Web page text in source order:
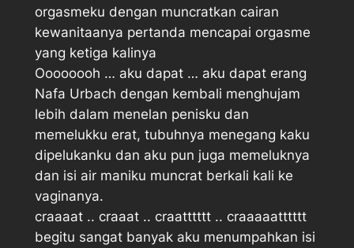
orgasmeku dengan muncratkan cairan
kewanitaanya pertanda mencapai orgasme
yang ketiga kalinya
Oooooooh … aku dapat … aku dapat erang
Nafa Urbach dengan kembali menghujam
lebih dalam menelan penisku dan
memelukku erat, tubuhnya menegang kaku
dipelukanku dan aku pun juga memeluknya
dan isi air maniku muncrat berkali kali ke
vaginanya.
craaaat .. craaat .. craatttttt .. craaaaatttttt 
begitu sangat banyak aku menumpahkan isi